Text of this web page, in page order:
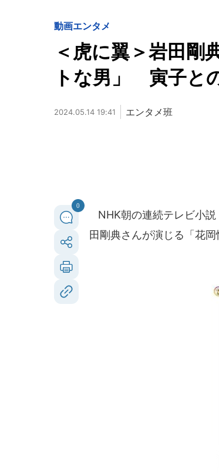
動画エンタメ
＜虎に翼＞岩田剛
トな男」 寅子と
2024.05.14 19:41 エンタメ班
0
NHK朝の連続テレビ小
田剛典さんが演じる「花